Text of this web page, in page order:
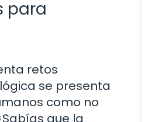
para
retos
se presenta
como no
que la